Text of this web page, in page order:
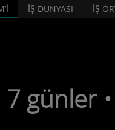
İŞ DÜNYASI İŞ
7 günler